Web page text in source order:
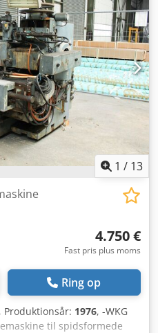
1 / 13
4.750 €
Fast pris plus moms
Ring op
, Produktionsår: 1976, -WKG
til spidsformede